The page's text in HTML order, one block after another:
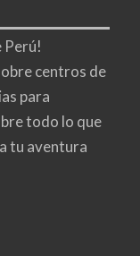
Perú!
centros de
para
todo lo que
tu aventura